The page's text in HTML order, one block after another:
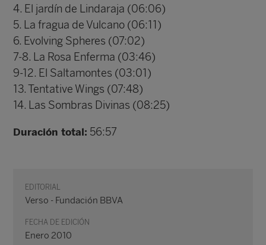
EDITORIAL
Verso - Fundación BBVA
FECHA DE EDICIÓN
Enero 2010
4. El jardín de Lindaraja (06:06)
5. La fragua de Vulcano (06:11)
6. Evolving Spheres (07:02)
7-8. La Rosa Enferma (03:46)
9-12. El Saltamontes (03:01)
13. Tentative Wings (07:48)
14. Las Sombras Divinas (08:25)
Duración total: 56:57